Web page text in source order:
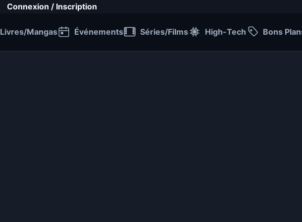
Connexion / Inscription
Livres/Mangas Événements Séries/Films High-Tech Bons